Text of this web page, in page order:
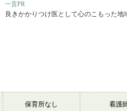
一言PR
良きかかりつけ医として心のこもった
保育所なし 看護